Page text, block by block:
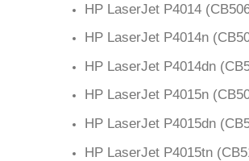
HP LaserJet P4014
HP LaserJet P4014n
HP LaserJet P4014dn
HP LaserJet P4015n
HP LaserJet P4015dn
HP LaserJet P4015tn